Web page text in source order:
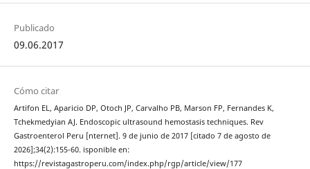
Publicado
09.06.2017
Cómo citar
Artifon EL, Aparicio DP, Otoch JP, Carvalho PB, Marson FP, Fernandes K,
Tchekmedyian AJ. Endoscopic ultrasound hemostasis techniques. Rev
Gastroenterol Peru [nternet]. 9 de junio de 2017 [citado 7 de agosto de
2026];34(2):155-60. isponible en:
https://revistagastroperu.com/index.php/rgp/article/view/177